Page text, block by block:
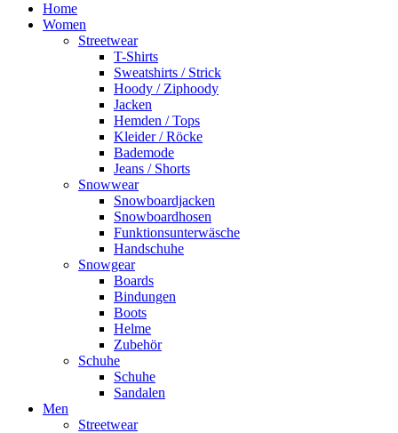
Home
Women
Streetwear
T-Shirts
Sweatshirts / Strick
Hoody / Ziphoody
Jacken
Hemden / Tops
Kleider / Röcke
Bademode
Jeans / Shorts
Snowwear
Snowboardjacken
Snowboardhosen
Funktionsunterwäsche
Handschuhe
Snowgear
Boards
Bindungen
Boots
Helme
Zubehör
Schuhe
Schuhe
Sandalen
Men
Streetwear